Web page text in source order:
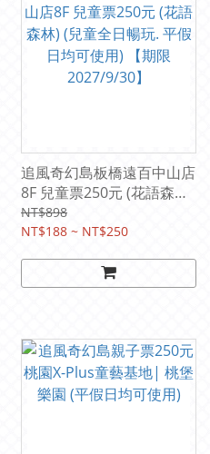
追風奇幻島板橋遠百中山店
8F 兒童票250元 (花語森林)
(兒童全日暢玩. 平假日均可
使用) 【期限2027/9/30】
NT$898
NT$188 ~ NT$250